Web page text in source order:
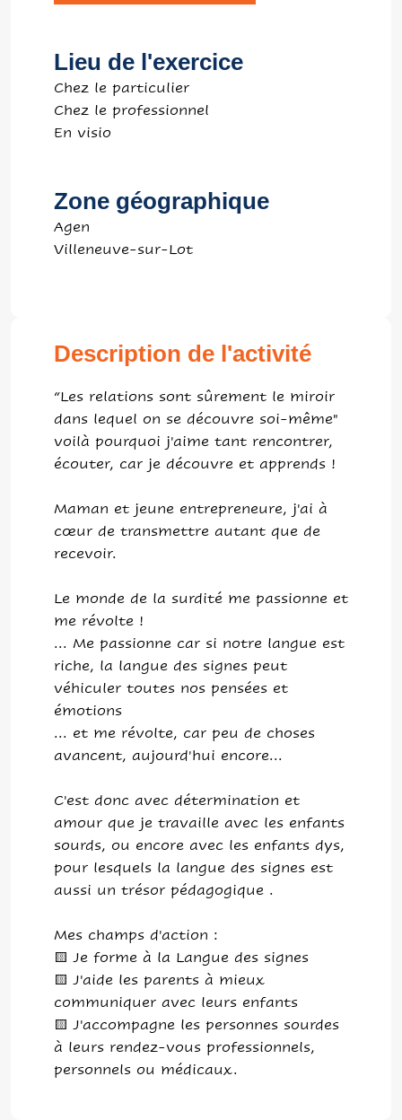
Lieu de l'exercice
Chez le particulier
Chez le professionnel
En visio
Zone géographique
Agen
Villeneuve-sur-Lot
Description de l'activité
“Les relations sont sûrement le miroir
dans lequel on se découvre soi-même"
voilà pourquoi j'aime tant rencontrer,
écouter, car je découvre et apprends !
Maman et jeune entrepreneure, j'ai à
cœur de transmettre autant que de
recevoir.
Le monde de la surdité me passionne et
me révolte !
... Me passionne car si notre langue est
riche, la langue des signes peut
véhiculer toutes nos pensées et
émotions
... et me révolte, car peu de choses
avancent, aujourd'hui encore...
C'est donc avec détermination et
amour que je travaille avec les enfants
sourds, ou encore avec les enfants dys,
pour lesquels la langue des signes est
aussi un trésor pédagogique .
Mes champs d'action :
🟨 Je forme à la Langue des signes
🟨 J'aide les parents à mieux
communiquer avec leurs enfants
🟨 J'accompagne les personnes sourdes
à leurs rendez-vous professionnels,
personnels ou médicaux.